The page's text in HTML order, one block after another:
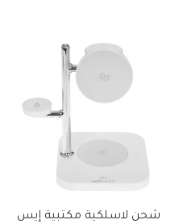
شحن لاسلكية مكتبية إيس